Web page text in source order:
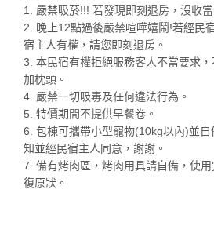
1. 嚴禁吸菸!!! 若發現即刻退房，沒收當
2. 晚上12點過後嚴禁喧嘩嬉鬧!若經民
宿主人有權，請您即刻退房。
3. 本民宿有權拒絕服務客人不當要求
加枕頭。
4. 嚴禁一切吸毒及任何違法行為。
5. 特價期間不提供早餐卷。
6. 包棟可攜帶小型寵物(10kg以內)並
知並經民宿主人同意，謝謝。
7. 備有烤肉區，烤肉用具請自備，使
復原狀。